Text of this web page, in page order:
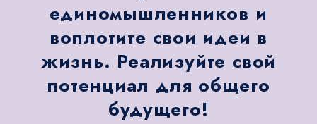
единомышленников и
воплотите свои идеи в
жизнь. Реализуйте свой
потенциал для общего
будущего!